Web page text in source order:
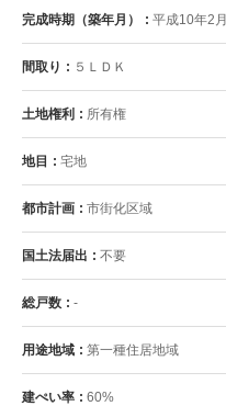
完成時期（築年月） 平成10年2月
間取り ５ＬＤＫ
土地権利 所有権
地目 宅地
都市計画 市街化区域
国土法届出 不要
総戸数 -
用途地域 第一種住居地域
建ぺい率 60%